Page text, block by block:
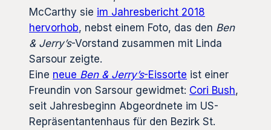
McCarthy sie im Jahresbericht 2018
hervorhob, nebst einem Foto, das den Ben
& Jerry’s-Vorstand zusammen mit Linda
Sarsour zeigte.
Eine neue Ben & Jerry’s-Eissorte ist einer
Freundin von Sarsour gewidmet: Cori Bush,
seit Jahresbeginn Abgeordnete im US-
Repräsentantenhaus für den Bezirk St.